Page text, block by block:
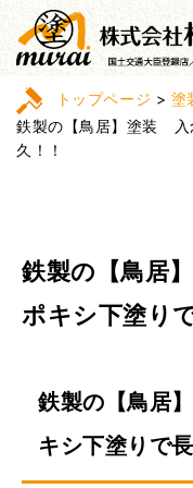
トップページ > 塗
鉄製の【鳥居】塗装 入
久！！
鉄製の【鳥居
ポキシ下塗り
鉄製の【鳥居
キシ下塗りで